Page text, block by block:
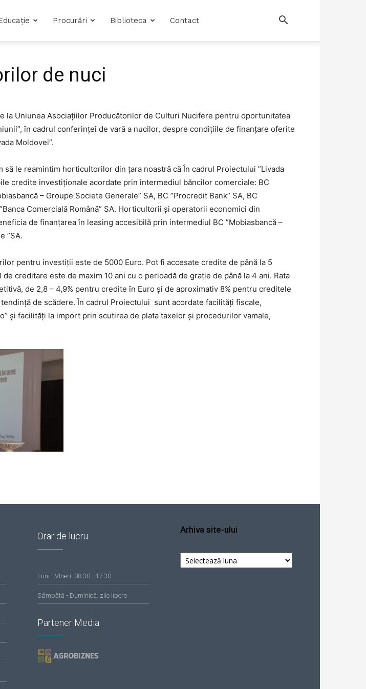
Procurări Biblioteca Contact
de nuci
la Uniunea Asociațiilor Producătorilor de Culturi Nucifere pentru oportunitatea
în cadrul conferinței de vară a nucilor, despre condițiile de finanțare oferite
Moldovei”.
să le reamintim horticultorilor din țara noastră că În cadrul Proiectului ”Livada
credite investiționale acordate prin intermediul băncilor comerciale: BC
– Groupe Societe Generale” SA, BC ”Procredit Bank” SA, BC
Comercială Română” SA. Horticultorii și operatorii economici din
de finanțarea în leasing accesibilă prin intermediul BC ”Mobiasbancă –
”SA.
pentru investiții este de 5000 Euro. Pot fi accesate credite de până la 5
creditare este de maxim 10 ani cu o perioadă de grație de până la 4 ani. Rata
de 2,8 – 4,9% pentru credite în Euro și de aproximativ 8% pentru creditele
de scădere. În cadrul Proiectului sunt acordate facilități fiscale,
și facilități la import prin scutirea de plata taxelor și procedurilor vamale,
Orar de lucru
Luni - VIneri: 08:30 - 17:30
Sâmbătă - Duminică: zile libere
Partener Media
Arhiva site-ului
Arhiva
site-